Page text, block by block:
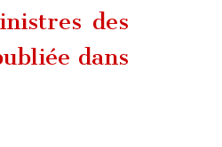
des
dans